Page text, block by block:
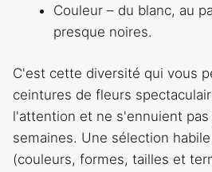
Couleur – du blanc, au
presque noires.
C'est cette diversité qui vous
ceintures de fleurs
l'attention et ne s'ennuient
semaines. Une sélection
(couleurs, formes, tailles et